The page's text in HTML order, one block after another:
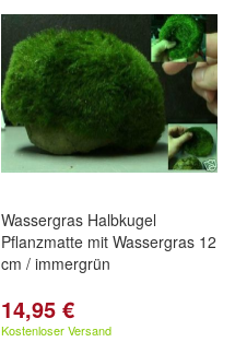
Wassergras Halbkugel
Pflanzmatte mit Wassergras 12
cm / immergrün
14,95 €
Kostenloser Versand